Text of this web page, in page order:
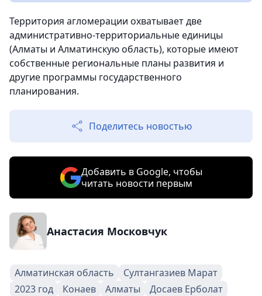
Территория агломерации охватывает две
административно-территориальные единицы
(Алматы и Алматинскую область), которые имеют
собственные региональные планы развития и
другие программы государственного
планирования.
Поделитесь новостью
Добавить в Google, чтобы
читать новости первым
Анастасия Московчук
Алматинская область
Султангазиев Марат
2023 год
Конаев Алматы Досаев Ерболат